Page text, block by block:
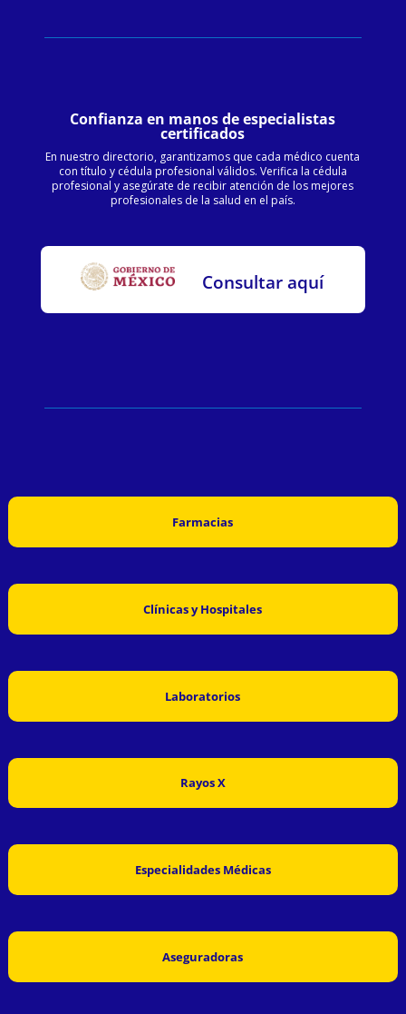
Confianza en manos de especialistas
certificados
En nuestro directorio, garantizamos que cada médico cuenta
con título y cédula profesional válidos. Verifica la cédula
profesional y asegúrate de recibir atención de los mejores
profesionales de la salud en el país.
Consultar aquí
Farmacias
Clínicas y Hospitales
Laboratorios
Rayos X
Especialidades Médicas
Aseguradoras